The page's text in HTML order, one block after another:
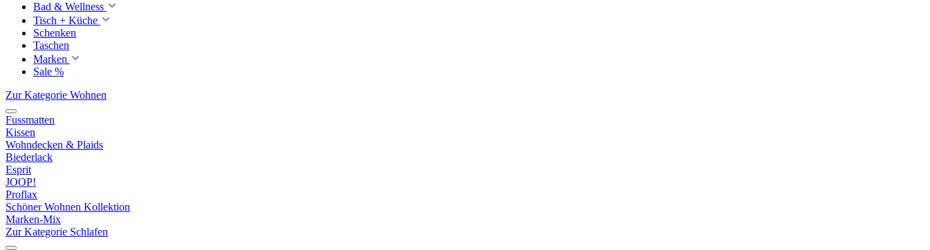
Bad & Wellness
Tisch + Küche
Schenken
Taschen
Marken
Sale %
Zur Kategorie Wohnen
Fussmatten
Kissen
Wohndecken & Plaids
Biederlack
Esprit
JOOP!
Proflax
Schöner Wohnen Kollektion
Marken-Mix
Zur Kategorie Schlafen